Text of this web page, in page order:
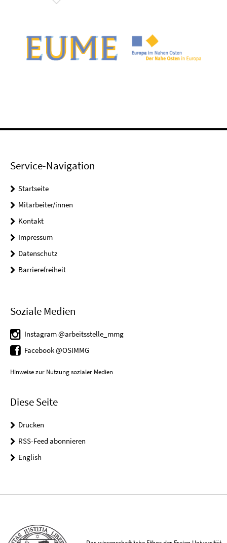
Service-Navigation
Startseite
Mitarbeiter/innen
Kontakt
Impressum
Datenschutz
Barrierefreiheit
Soziale Medien
Instagram @arbeitsstelle_mmg
Facebook @OSIMMG
Hinweise zur Nutzung sozialer Medien
Diese Seite
Drucken
RSS-Feed abonnieren
English